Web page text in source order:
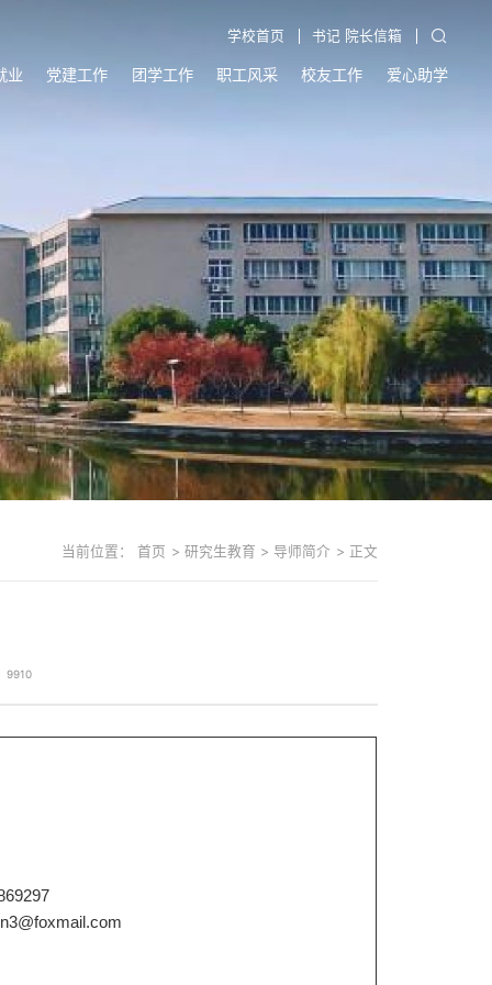
学校首页 书记 院长信箱
业 党建工作 团学工作 职工风采 校友工作 爱心助学
当前位置： 首页 > 研究生教育 > 导师简介 > 正文
9910